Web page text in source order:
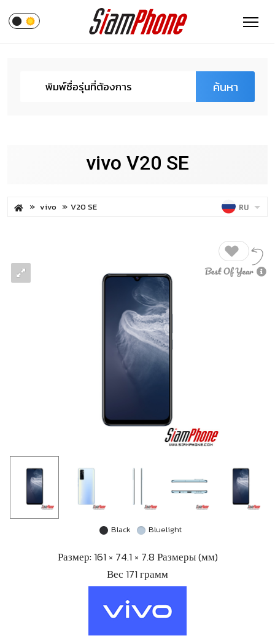
ค้นหา
vivo V20 SE
vivo V20 SE RU
Black Bluelight
Размер: 161 × 74.1 × 7.8 Размеры (мм)
Вес 171 грамм